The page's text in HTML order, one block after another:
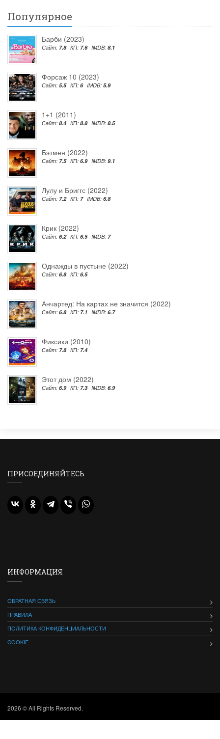
Популярное
Барби (2023)
Сайт: 7.8 КП: 7.6 IMDB: 8.1
Форсаж 10 (2023)
Сайт: 5.5 КП: 6 IMDB: 5.9
1+1 (2011)
Сайт: 8.4 КП: 8.8 IMDB: 8.5
Бэтмен (2022)
Сайт: 7.5 КП: 6.9 IMDB: 9.1
Лулу и Бриггс (2022)
Сайт: 7.2 КП: 7 IMDB: 6.8
Крик (2022)
Сайт: 6.2 КП: 6.5 IMDB: 7
Однажды в пустыне (2022)
Сайт: 6.8 КП: 6.5
Анчартед: На картах не значится (2022)
Сайт: 6.8 КП: 7.1 IMDB: 6.7
Фиксики (2010)
Сайт: 7.8 КП: 7.4
Этот дом (2022)
Сайт: 6.9 КП: 7.3 IMDB: 6.9
ПРИСОЕДИНЯЙТЕСЬ
ИНФОРМАЦИЯ
ОБРАТНАЯ СВЯЗЬ
ПРАВИЛА
ПОЛИТИКА КОНФИДЕНЦИАЛЬНОСТИ
COOKIE
2026 © All Rights Reserved.